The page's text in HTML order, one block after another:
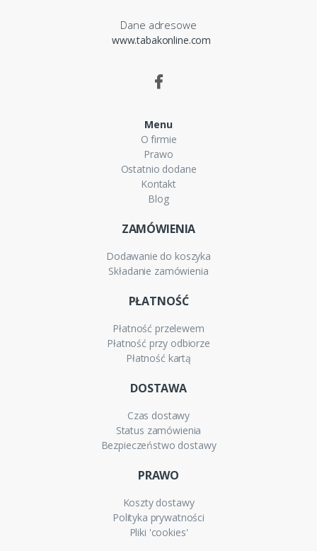
Dane adresowe
www.tabakonline.com
Menu
O firmie
Prawo
Ostatnio dodane
Kontakt
Blog
ZAMÓWIENIA
Dodawanie do koszyka
Składanie zamówienia
PŁATNOŚĆ
Płatność przelewem
Płatność przy odbiorze
Płatność kartą
DOSTAWA
Czas dostawy
Status zamówienia
Bezpieczeństwo dostawy
PRAWO
Koszty dostawy
Polityka prywatności
Pliki 'cookies'